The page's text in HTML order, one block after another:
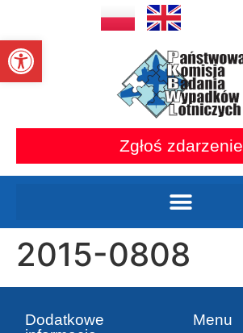
Otwórz pasek narzędzi
Zgłoś zdarzenie
2015-0808
Dodatkowe
Menu